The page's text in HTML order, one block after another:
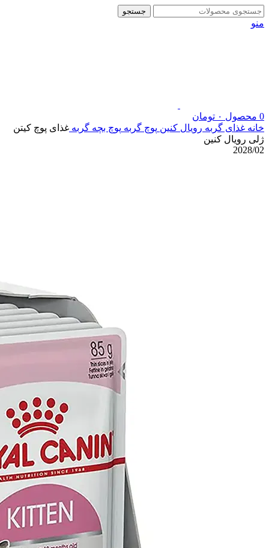
جستجو
منو
0 محصول ۰ تومان
خانه غذای گربه رویال کنین پوچ گربه پوچ بچه گربه غذای پوچ کیتن
ژلی رویال کنین
2028/02